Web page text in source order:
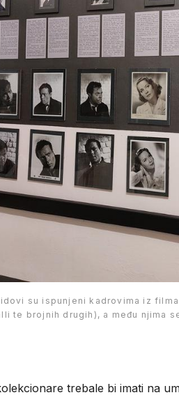
su ispunjeni kadrovima iz
te brojnih drugih), a među njima
trebale bi imati na